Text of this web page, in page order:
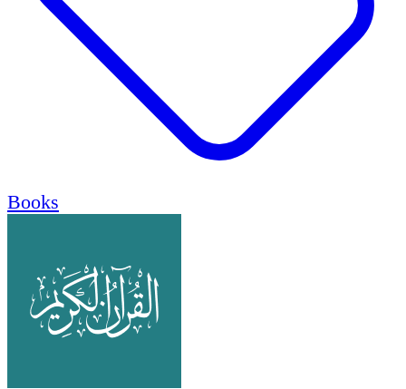
Books